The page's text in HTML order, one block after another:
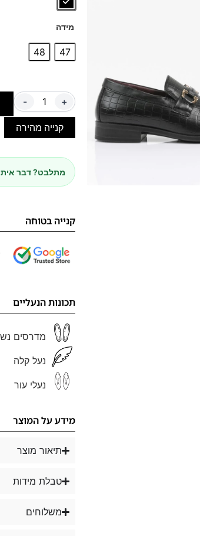
מידה
47
48
- +
קנייה מהירה
מתלבט? דבר
קנייה בטוחה
תכונות הנעליים
מדרסים
נעל קלה
נעלי עור
מידע על המוצר
תיאור מוצר
טבלת מידות
משלוחים